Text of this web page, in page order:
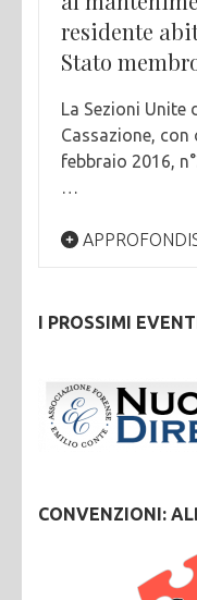
residente
Stato
La Sezioni Unite
Cassazione, con
febbraio 2016,
…
I PROSSIMI
CONVENZIONI: